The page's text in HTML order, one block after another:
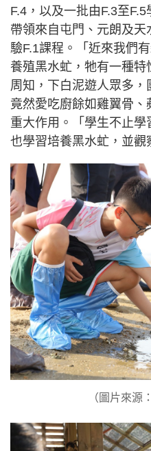
F.4，以及一批由F.3至
帶領來自屯門、元朗及
驗F.1課程。「近來我們
養殖黑水虻，牠有一種
周知，下白泥遊人眾多
竟然愛吃廚餘如雞翼骨
重大作用。「學生不止學
也學習培養黑水虻，並觀
（圖片來源